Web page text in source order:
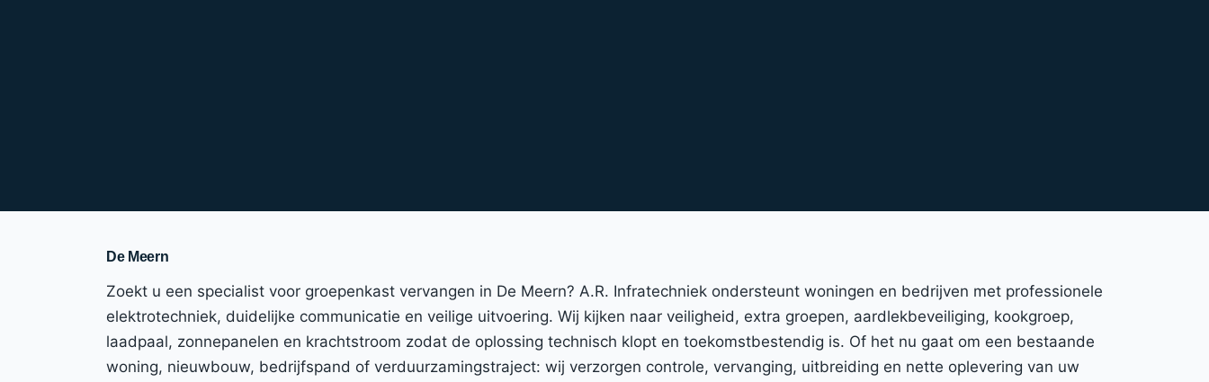
De Meern
Zoekt u een specialist voor groepenkast vervangen in De Meern? A.R. Infratechniek ondersteunt woningen en bedrijven met professionele
elektrotechniek, duidelijke communicatie en veilige uitvoering. Wij kijken naar veiligheid, extra groepen, aardlekbeveiliging, kookgroep,
laadpaal, zonnepanelen en krachtstroom zodat de oplossing technisch klopt en toekomstbestendig is. Of het nu gaat om een bestaande
woning, nieuwbouw, bedrijfspand of verduurzamingstraject: wij verzorgen controle, vervanging, uitbreiding en nette oplevering van uw